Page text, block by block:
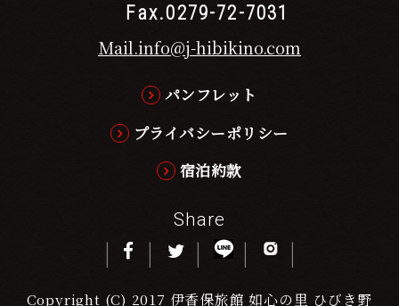
Fax.0279-72-7031
Mail.info@j-hibikino.com
パンフレット
プライバシーポリシー
宿泊約款
Share
Copyright (C) 2017 伊香保旅館 如心の里 ひびき野